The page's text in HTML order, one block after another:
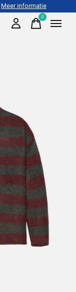
Meer informatie
0items